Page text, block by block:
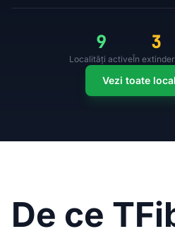
9
Localități active
3
În
Vezi toate
De ce